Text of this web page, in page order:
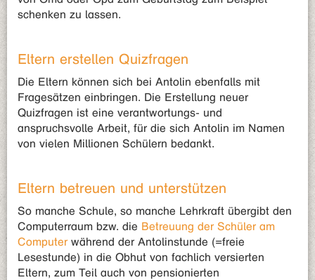
schenken zu lassen.
Eltern erstellen Quizfragen
Die Eltern können sich bei Antolin ebenfalls mit
Fragesätzen einbringen. Die Erstellung neuer
Quizfragen ist eine verantwortungs- und
anspruchsvolle Arbeit, für die sich Antolin im Namen
von vielen Millionen Schülern bedankt.
Eltern betreuen und unterstützen
So manche Schule, so manche Lehrkraft übergibt den
Computerraum bzw. die Betreuung der Schüler am
Computer während der Antolinstunde (=freie
Lesestunde) in die Obhut von fachlich versierten
Eltern, zum Teil auch von pensionierten